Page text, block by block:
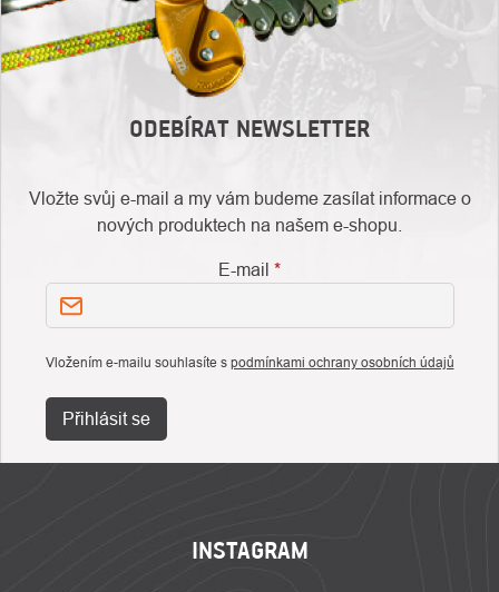
ODEBÍRAT NEWSLETTER
Vložte svůj e-mail a my vám budeme zasílat informace o
nových produktech na našem e-shopu.
E-mail
Vložením e-mailu souhlasíte s podmínkami ochrany osobních údajů
Přihlásit se
INSTAGRAM